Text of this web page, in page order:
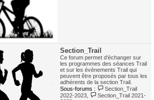
Section_Trail
Ce forum permet d'échanger sur
les programmes des séances Trail
et sur les évènements Trail qui
peuvent être proposés par tous les
adhérents de la section Trail.
Sous-forums :
Section_Trail
2022-2023
Section_Trail 2021-